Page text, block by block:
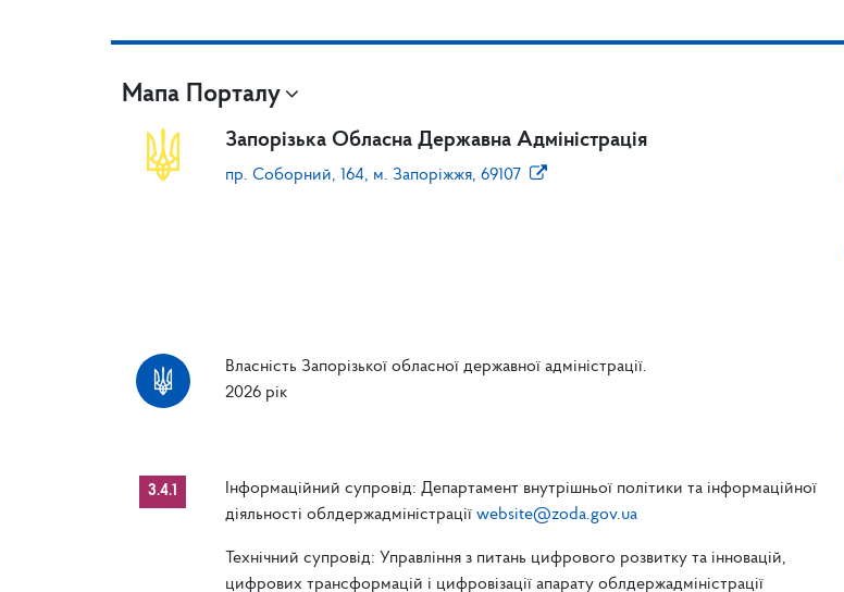
Мапа Порталу
Запорізька Обласна Державна Адміністрація
пр. Соборний, 164, м. Запоріжжя, 69107
Власність Запорізької обласної державної адміністрації.
2026 рік
3.4.1
Інформаційний супровід: Департамент внутрішньої політики та інформаційної
діяльності облдержадміністрації website@zoda.gov.ua
Технічний супровід: Управління з питань цифрового розвитку та інновацій,
цифрових трансформацій і цифровізації апарату облдержадміністрації